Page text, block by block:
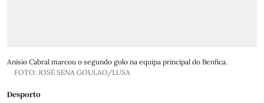
Anísio Cabral marcou o segundo golo na equipa principal do Benfica.
FOTO: JOSÉ SENA GOULAO/LUSA
Desporto